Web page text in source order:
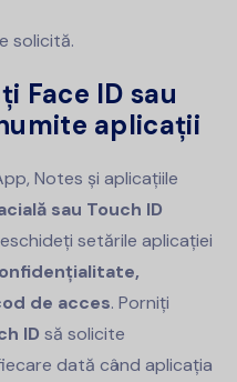
solicită.
Face ID sau
aplicații
Notes și aplicațiile
sau Touch ID
setările aplicației
de acces. Porniți
ID să solicite
dată când aplicația